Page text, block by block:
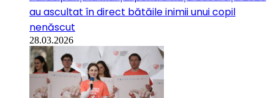
au ascultat în direct bătăile inimii unui copil
nenăscut
28.03.2026